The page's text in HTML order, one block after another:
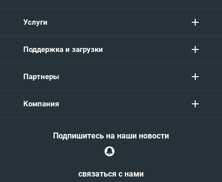
Услуги
Поддержка и загрузки
Партнеры
Компания
связаться с нами
Подпишитесь на наши новости